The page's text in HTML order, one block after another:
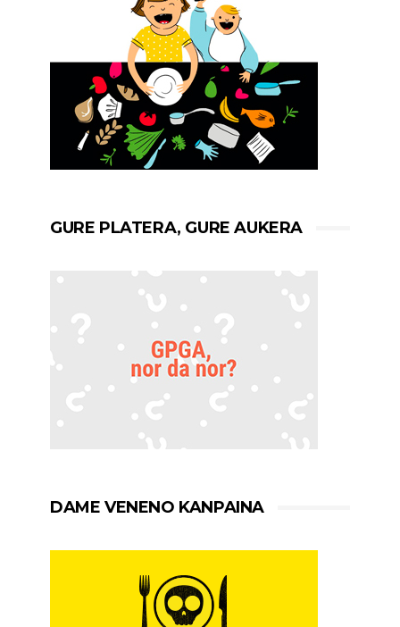
GURE PLATERA, GURE AUKERA
DAME VENENO KANPAINA